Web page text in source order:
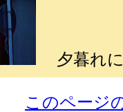
夕暮れ
このページ